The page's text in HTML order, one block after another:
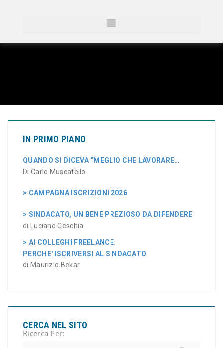
IN PRIMO PIANO
QUANDO SI DICEVA “MEGLIO CHE LAVORARE…
Di Carlo Muscatello
> CAMPAGNA ISCRIZIONI 2026
> SINDACATO, UN BENE PREZIOSO DA DIFENDERE
di Luciano Ceschia
> AI COLLEGHI FREELANCE:
PERCHE' ISCRIVERSI AL SINDACATO
di Maurizio Bekar
CERCA NEL SITO
Ricerca Per: